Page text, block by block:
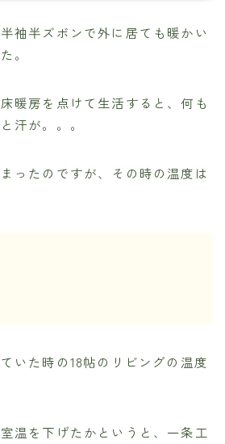
袖半ズボンで外に居ても暖かい
。
暖房を点けて生活すると、何も
汗が。。。
ったのですが、その時の温度は
いた時の18帖のリビングの温度
温を下げたかというと、一条工